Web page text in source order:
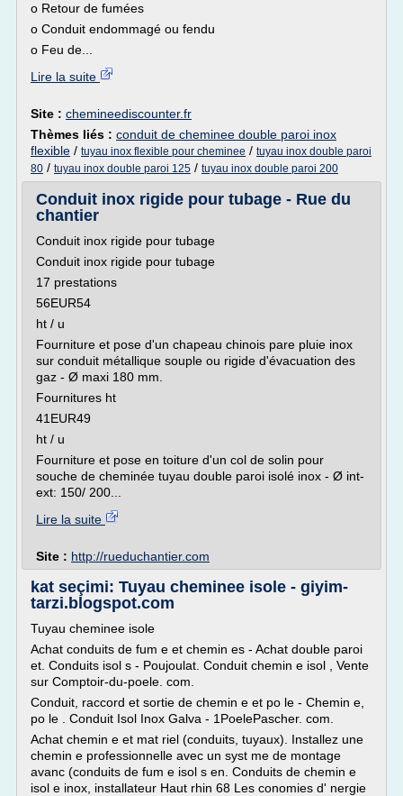
o Retour de fumées
o Conduit endommagé ou fendu
o Feu de...
Lire la suite
Site : chemineediscounter.fr
Thèmes liés : conduit de cheminee double paroi inox
flexible / tuyau inox flexible pour cheminee / tuyau inox double paroi
80 / tuyau inox double paroi 125 / tuyau inox double paroi 200
Conduit inox rigide pour tubage - Rue du
chantier
Conduit inox rigide pour tubage
Conduit inox rigide pour tubage
17 prestations
56EUR54
ht / u
Fourniture et pose d'un chapeau chinois pare pluie inox
sur conduit métallique souple ou rigide d'évacuation des
gaz - Ø maxi 180 mm.
Fournitures ht
41EUR49
ht / u
Fourniture et pose en toiture d'un col de solin pour
souche de cheminée tuyau double paroi isolé inox - Ø int-
ext: 150/ 200...
Lire la suite
Site : http://rueduchantier.com
kat seçimi: Tuyau cheminee isole - giyim-
tarzi.blogspot.com
Tuyau cheminee isole
Achat conduits de fum e et chemin es - Achat double paroi
et. Conduits isol s - Poujoulat. Conduit chemin e isol , Vente
sur Comptoir-du-poele. com.
Conduit, raccord et sortie de chemin e et po le - Chemin e,
po le . Conduit Isol Inox Galva - 1PoelePascher. com.
Achat chemin e et mat riel (conduits, tuyaux). Installez une
chemin e professionnelle avec un syst me de montage
avanc (conduits de fum e isol s en. Conduits de chemin e
isol e inox, installateur Haut rhin 68 Les conomies d' nergie